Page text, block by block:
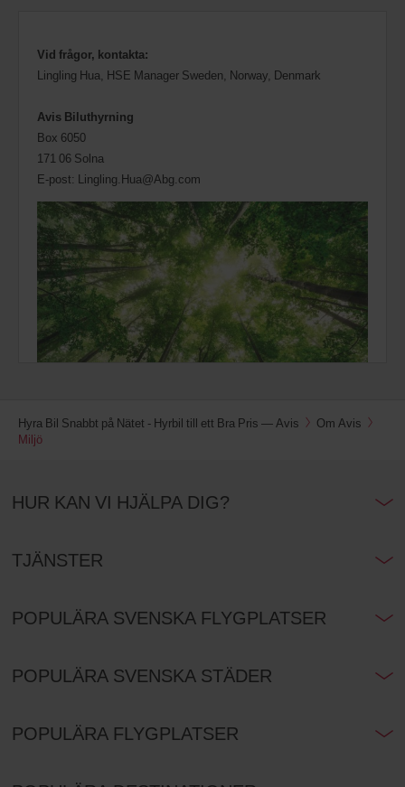
Vid frågor, kontakta:
Lingling Hua, HSE Manager Sweden, Norway, Denmark
Avis Biluthyrning
Box 6050
171 06 Solna
E-post: Lingling.Hua@Abg.com
Hyra Bil Snabbt på Nätet - Hyrbil till ett Bra Pris — Avis
Om Avis
Miljö
HUR KAN VI HJÄLPA DIG?
TJÄNSTER
POPULÄRA SVENSKA FLYGPLATSER
POPULÄRA SVENSKA STÄDER
POPULÄRA FLYGPLATSER